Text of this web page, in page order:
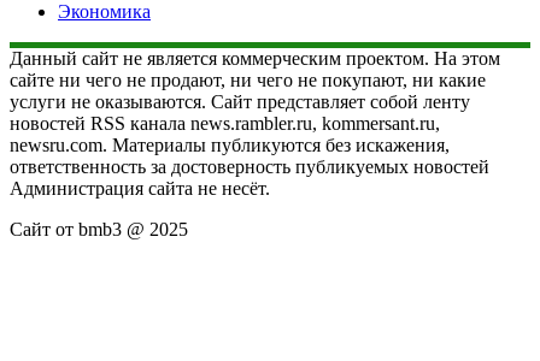
Экономика
Данный сайт не является коммерческим проектом. На этом
сайте ни чего не продают, ни чего не покупают, ни какие
услуги не оказываются. Сайт представляет собой ленту
новостей RSS канала news.rambler.ru, kommersant.ru,
newsru.com. Материалы публикуются без искажения,
ответственность за достоверность публикуемых новостей
Администрация сайта не несёт.
Сайт от bmb3 @ 2025